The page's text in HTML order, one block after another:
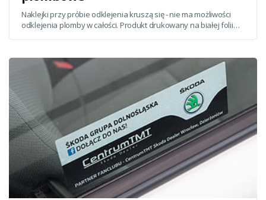
Naklejki przy próbie odklejenia kruszą się - nie ma możliwości
odklejenia plomby w całości. Produkt drukowany na białej folii
się do aplikacji na większości materiałów.